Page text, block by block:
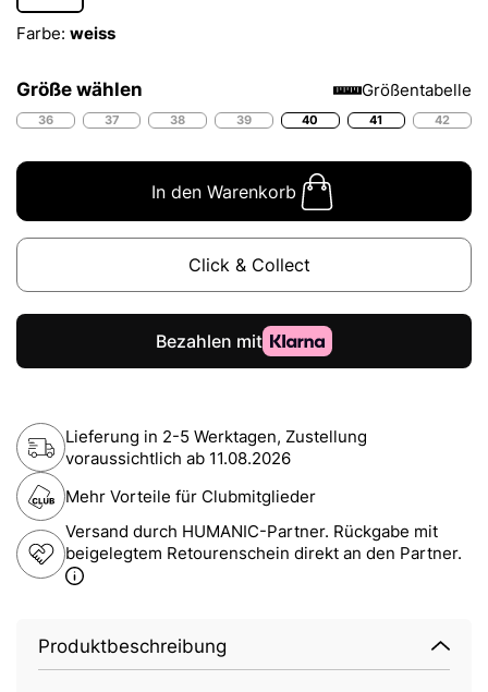
Farbe: weiss
Größe wählen Größentabelle
36 37 38 39 40 41 42
In den Warenkorb
Click & Collect
Lieferung in 2-5 Werktagen, Zustellung
voraussichtlich ab 11.08.2026
Mehr Vorteile für Clubmitglieder
Versand durch HUMANIC-Partner. Rückgabe mit
beigelegtem Retourenschein direkt an den Partner.
Produktbeschreibung